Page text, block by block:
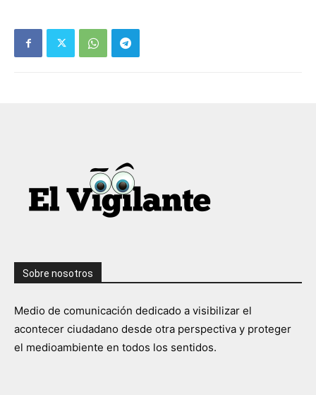
Sobre nosotros
Medio de comunicación dedicado a visibilizar el
acontecer ciudadano desde otra perspectiva y proteger
el medioambiente en todos los sentidos.